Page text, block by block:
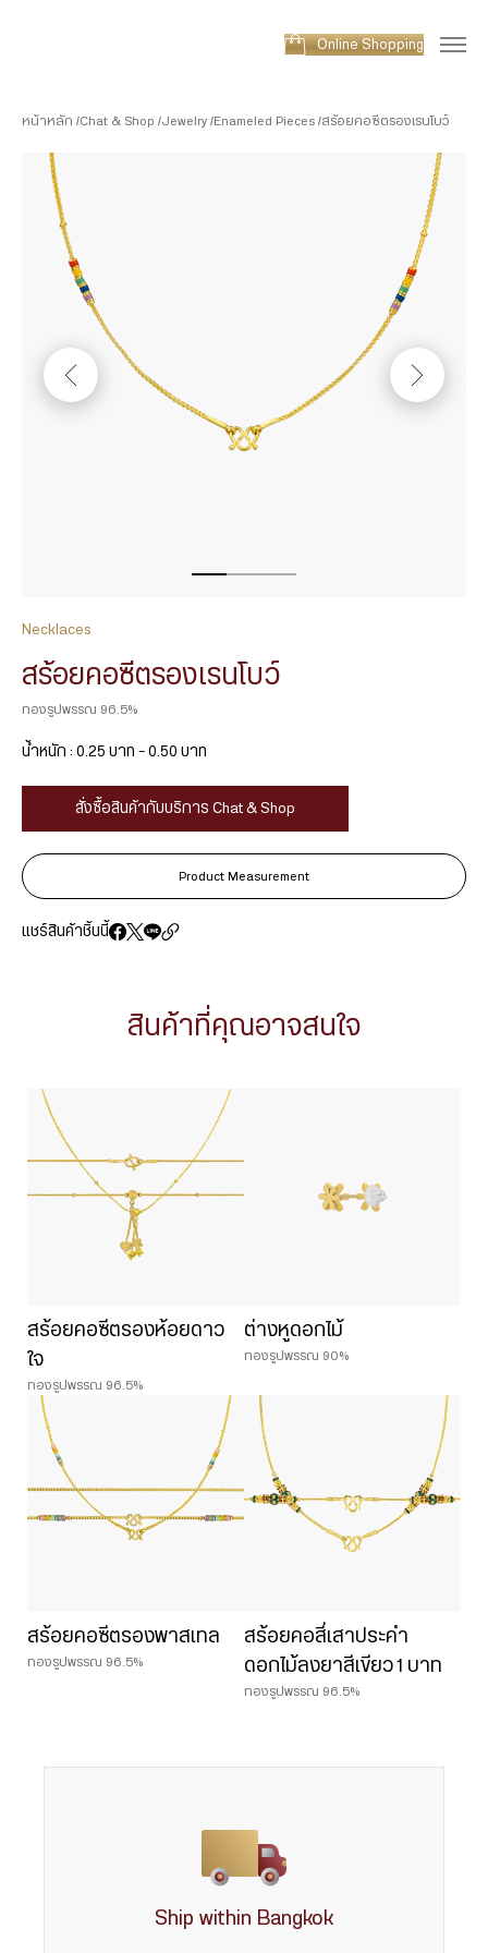
Online Shopping
หน้าหลัก Chat & Shop Jewelry Enameled Pieces สร้อยคอซีตรองเรนโบว์
Necklaces
สร้อยคอซีตรองเรนโบว์
ทองรูปพรรณ 96.5%
น้ำหนัก : 0.25 บาท – 0.50 บาท
สั่งซื้อสินค้ากับบริการ Chat & Shop
Product Measurement
แชร์สินค้าชิ้นนี้
สินค้าที่คุณอาจสนใจ
สร้อยคอซีตรองห้อยดาว
ใจ
ทองรูปพรรณ 96.5%
ต่างหูดอกไม้
ทองรูปพรรณ 90%
สร้อยคอซีตรองพาสเทล
ทองรูปพรรณ 96.5%
สร้อยคอสี่เสาประคำ
ดอกไม้ลงยาสีเขียว 1 บาท
ทองรูปพรรณ 96.5%
Ship within Bangkok